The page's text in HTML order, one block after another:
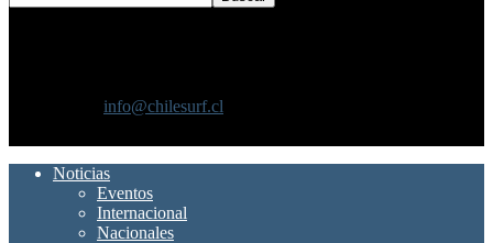
info@chilesurf.cl
Noticias
Eventos
Internacional
Nacionales